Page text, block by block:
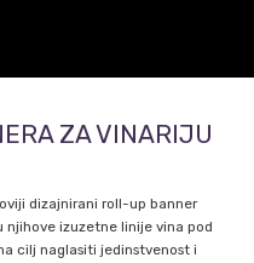
ZA VINARIJU
dizajnirani roll-up banner
njihove izuzetne linije vina pod
cilj naglasiti jedinstvenost i